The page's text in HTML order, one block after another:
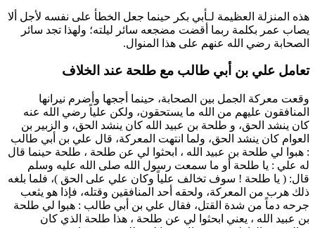
هذه المنزلة العظيمة لـأبي بكر حينما جعل الخطأ على نفسه لأجل ألا
يصاب عمر بكلمة ربما أقضت مضجعه سائر ليلته؛ ولهذا تجد سائر
الصحابة رضي الله عنهم على هذا المنوال.
تعامل علي بن أبي طالب مع طلحة عند الخلاف
وقعت معركة الجمل بين الصحابة، حينما أججها وأضرم نيرانها
المنافقون عليهم من الله ما يستحقون، ولكن علياً رضي الله عنه
كان ينشد الحق، و طلحة بن عبيد الله كان ينشد الحق، و الزبير بن
العوام كان ينشد الحق، ولما انتهت المعركة، قال علي بن أبي طالب
: هبوا لي طلحة بن عبيد الله ، ابحثوا لي عن طلحة ، طلحة حينما قال
له علي : يا طلحة أو ما سمعت رسول الله صلى الله عليه وسلم
قال: ( يا طلحة ! سوف تخالف علياً وكان علي على الحق )، فلما بلغه
ذلك هرب من المعركة، ولحقه أحد المنافقين وقتله، فإذا هو يثعب
جرحه دماً من شدة القتل، فقال علي بن أبي طالب : هبوا لي طلحة
بن عبيد الله ، يعني ابحثوا لي عن طلحة ، هذا طلحة الذي كان